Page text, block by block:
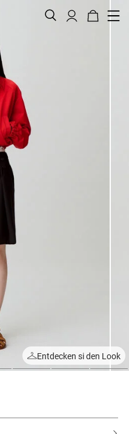
Entdecken si den Look